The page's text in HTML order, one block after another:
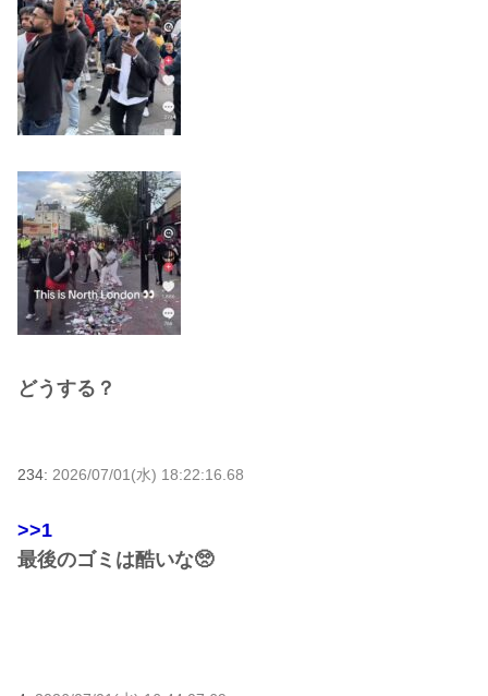
どうする？
234: 2026/07/01(水) 18:22:16.68
>>1
最後のゴミは酷いな🥺